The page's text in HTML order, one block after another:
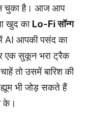
चुका है। आज आप
खुद का Lo-Fi सॉन्ग
AI आपकी पसंद का
एक सुकून भरा ट्रैक
तो उसमें बारिश की
भी जोड़ सकते हैं
के।